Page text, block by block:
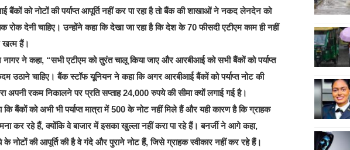
बैंकों को नोटों की पर्याप्त आपूर्ति नहीं कर पा रहा है तो बैंक की शाखाओं ने नकद लेनदेन को
रोक देनी चाहिए। उन्होंने कहा कि देखा जा रहा है कि देश के 70 फीसदी एटीएम काम ही नहीं
खत्म हैं।
नागर ने कहा, “सभी एटीएम को तुरंत चालू किया जाए और आरबीआई को सभी बैंकों को पर्याप्त
उठाने चाहिए। बैंक स्टॉफ यूनियन ने कहा कि अगर आरबीआई बैंकों को पर्याप्त नोट की
अपनी रकम निकालने पर प्रति सप्ताह 24,000 रुपये की सीमा क्यों लगाई गई है।
बैंकों को अभी भी पर्याप्त मात्रा में 500 के नोट नहीं मिले हैं और यही कारण है कि ग्राहक
कर रहे हैं, क्योंकि वे बाजार में इसका खुल्ला नहीं करा पा रहे हैं। बनर्जी ने आगे कहा,
नोटों की आपूर्ति की है वे गंदे और पुराने नोट हैं, जिसे ग्राहक स्वीकार नहीं कर रहे हैं।